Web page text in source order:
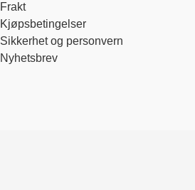
Frakt
Kjøpsbetingelser
Sikkerhet og personvern
Nyhetsbrev